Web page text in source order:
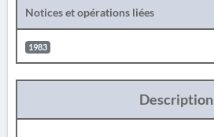
Notices et opérations liées
1983
Description